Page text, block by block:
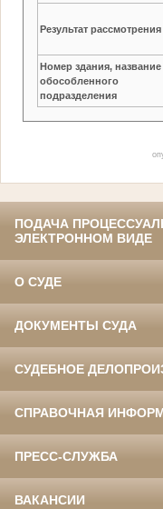
Результат рассмотрения
Номер здания, название
обособленного
подразделения
ПОДАЧА
ЭЛЕКТРОННОМ ВИДЕ
О СУДЕ
ДОКУМЕНТЫ СУДА
СУДЕБНОЕ
СПРАВОЧНАЯ
ПРЕСС-СЛУЖБА
ВАКАНСИИ